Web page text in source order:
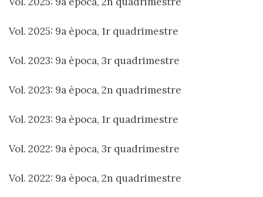
Vol. 2025: 9a època, 1r quadrimestre
Vol. 2023: 9a època, 3r quadrimestre
Vol. 2023: 9a època, 2n quadrimestre
Vol. 2023: 9a època, 1r quadrimestre
Vol. 2022: 9a època, 3r quadrimestre
Vol. 2022: 9a època, 2n quadrimestre